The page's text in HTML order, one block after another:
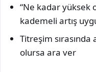
“Ne kadar yüksek
kademeli artış
Titreşim
olursa ara ver